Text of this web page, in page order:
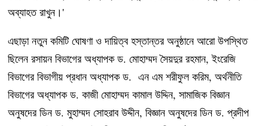
অব্যাহত রাখুন।'
এছাড়া নতুন কমিটি ঘোষণা ও দায়িত্ব হস্তান্তর অনুষ্ঠানে আরো উপস্থিত
ছিলেন রসায়ন বিভাগের অধ্যাপক ড. মোহাম্মদ সৈয়দুর রহমান, ইংরেজি
বিভাগের বিভাগীয় প্রধান অধ্যাপক ড. এন এম শরীফুল করিম, অর্থনীতি
বিভাগের অধ্যাপক ড. কাজী মোহাম্মদ কামাল উদ্দিন, সামাজিক বিজ্ঞান
অনুষদের ডিন ড. মুহাম্মদ সোহরাব উদ্দীন, বিজ্ঞান অনুষদের ডিন ড. প্রদীপ